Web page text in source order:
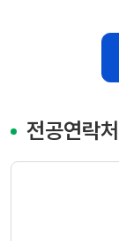
전공연락처